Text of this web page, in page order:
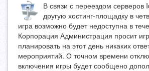
В связи с переездом серверов
другую хостинг-площадку в
игра возможно будет недоступна в
Корпорация Администрация просит
планировать на этот день никаких
мероприятий. О точном времени
включения игры будет сообщено